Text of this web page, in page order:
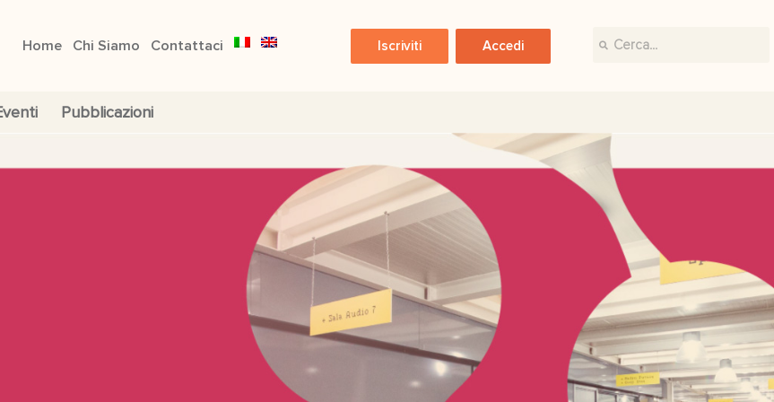
Home Chi Siamo Contattaci Iscriviti Accedi
Pubblicazioni